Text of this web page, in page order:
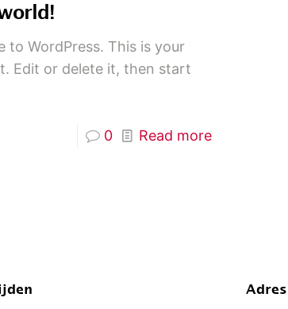
to WordPress. This is your
Edit or delete it, then start
0 Read more
Adres